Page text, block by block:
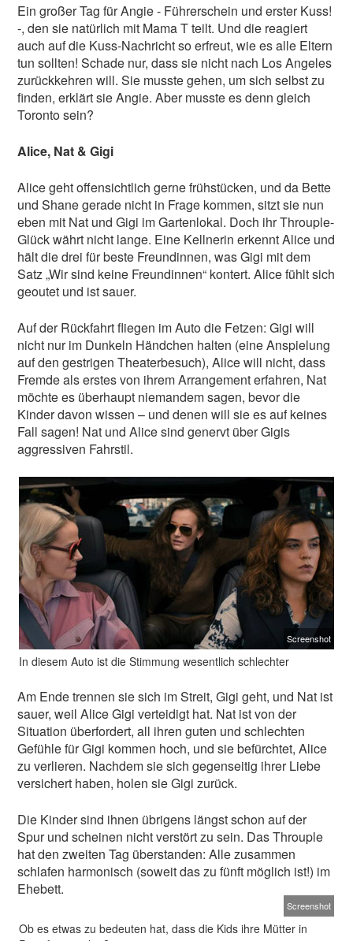
Ein großer Tag für Angie - Führerschein und erster Kuss!
-, den sie natürlich mit Mama T teilt. Und die reagiert
auch auf die Kuss-Nachricht so erfreut, wie es alle Eltern
tun sollten! Schade nur, dass sie nicht nach Los Angeles
zurückkehren will. Sie musste gehen, um sich selbst zu
finden, erklärt sie Angie. Aber musste es denn gleich
Toronto sein?
Alice, Nat & Gigi
Alice geht offensichtlich gerne frühstücken, und da Bette
und Shane gerade nicht in Frage kommen, sitzt sie nun
eben mit Nat und Gigi im Gartenlokal. Doch ihr Throuple-
Glück währt nicht lange. Eine Kellnerin erkennt Alice und
hält die drei für beste Freundinnen, was Gigi mit dem
Satz „Wir sind keine Freundinnen“ kontert. Alice fühlt sich
geoutet und ist sauer.
Auf der Rückfahrt fliegen im Auto die Fetzen: Gigi will
nicht nur im Dunkeln Händchen halten (eine Anspielung
auf den gestrigen Theaterbesuch), Alice will nicht, dass
Fremde als erstes von ihrem Arrangement erfahren, Nat
möchte es überhaupt niemandem sagen, bevor die
Kinder davon wissen – und denen will sie es auf keines
Fall sagen! Nat und Alice sind genervt über Gigis
aggressiven Fahrstil.
Screenshot
In diesem Auto ist die Stimmung wesentlich schlechter
Am Ende trennen sie sich im Streit, Gigi geht, und Nat ist
sauer, weil Alice Gigi verteidigt hat. Nat ist von der
Situation überfordert, all ihren guten und schlechten
Gefühle für Gigi kommen hoch, und sie befürchtet, Alice
zu verlieren. Nachdem sie sich gegenseitig ihrer Liebe
versichert haben, holen sie Gigi zurück.
Die Kinder sind ihnen übrigens längst schon auf der
Spur und scheinen nicht verstört zu sein. Das Throuple
hat den zweiten Tag überstanden: Alle zusammen
schlafen harmonisch (soweit das zu fünft möglich ist!) im
Ehebett.
Screenshot
Ob es etwas zu bedeuten hat, dass die Kids ihre Mütter in